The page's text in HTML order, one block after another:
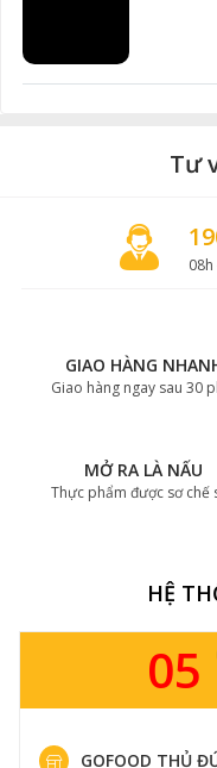
Tư
GIAO HÀNG
Giao hàng ngay sau 30
MỞ RA LÀ NẤU
Thực phẩm được sơ chế
HỆ
05
GOFOOD THỦ